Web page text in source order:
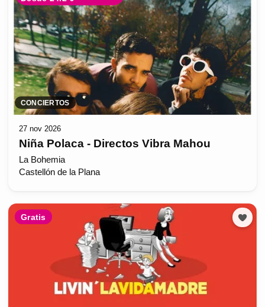
CONCIERTOS
27 nov 2026
Niña Polaca - Directos Vibra Mahou
La Bohemia
Castellón de la Plana
Gratis